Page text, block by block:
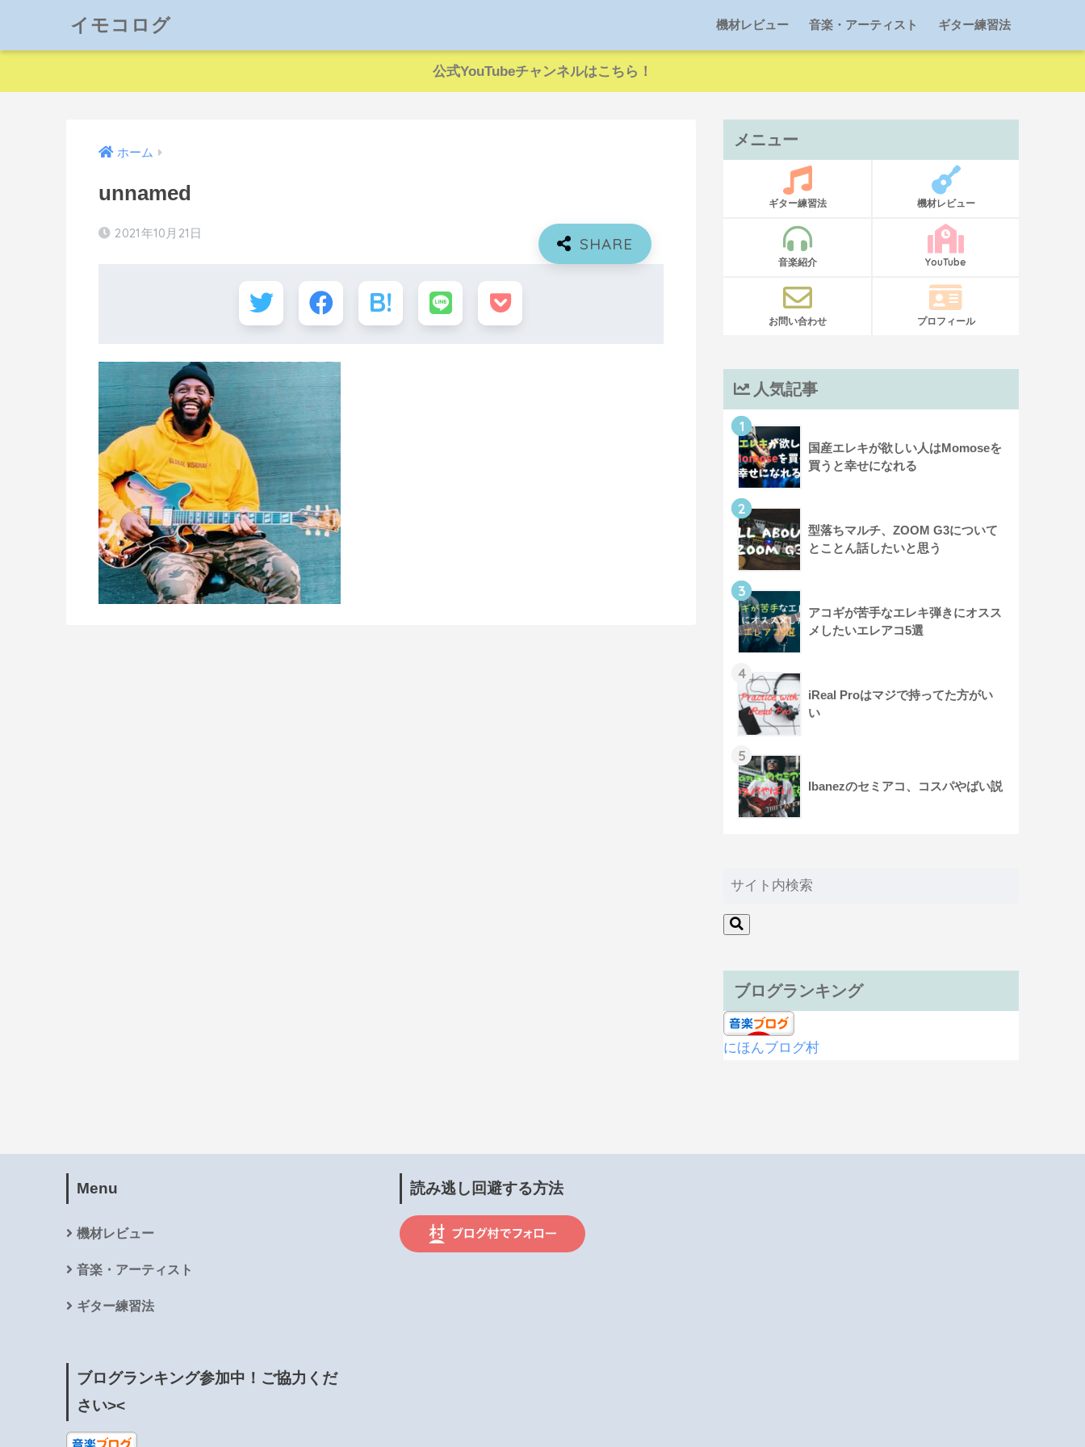
イモコログ 機材レビュー 音楽・アーティスト ギター練習法
公式YouTubeチャンネルはこちら！
ホーム
unnamed
2021年10月21日
メニュー
ギター練習法 機材レビュー
音楽紹介 YouTube
お問い合わせ プロフィール
人気記事
1
国産エレキが欲しい人はMomoseを
買うと幸せになれる
2
型落ちマルチ、ZOOM G3について
とことん話したいと思う
3
アコギが苦手なエレキ弾きにオスス
メしたいエレアコ5選
4
iReal Proはマジで持ってた方がい
い
5
Ibanezのセミアコ、コスパやばい説
ブログランキング
にほんブログ村
Menu
機材レビュー
音楽・アーティスト
ギター練習法
ブログランキング参加中！ご協力くだ
さい><
読み逃し回避する方法